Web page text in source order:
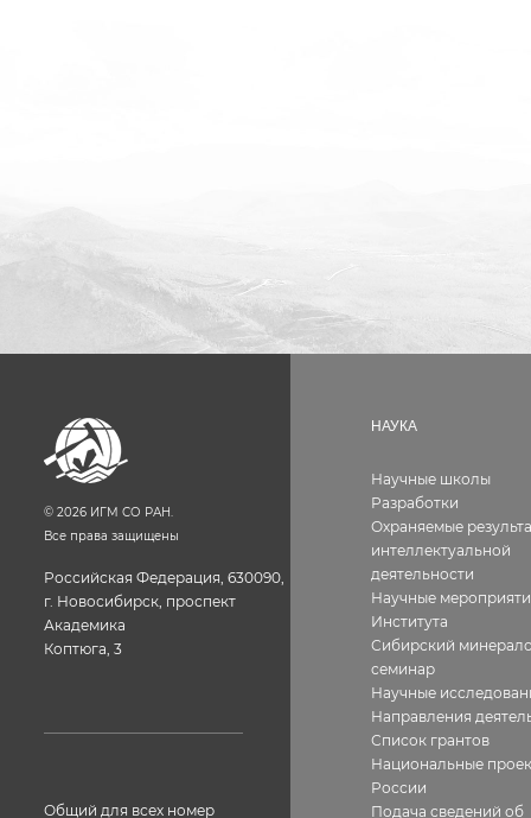
© 2026 ИГМ СО РАН.
Все права защищены
Российская Федерация, 630090,
г. Новосибирск, проспект
Академика
Коптюга, 3
Общий для всех номер
НАУКА
Научные школы
Разработки
Охраняемые
интеллектуальной
деятельности
Научные
Института
Сибирский
семинар
Научные
Направления
Список грантов
Национальные
России
Подача сведений об